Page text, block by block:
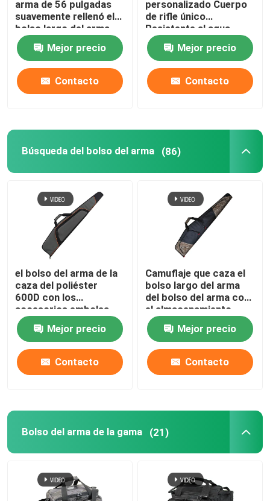
CALCETÍN IMPERMEABLE DEL ARMA
arma de 56 pulgadas
suavemente rellenó el
bolso largo del arma
para la caza que tiraba
Mejor precio
Contacto
personalizado Cuerpo
de rifle único
Resistente al agua
Bolsa de arma a prueba
de polvoMejor precio
Contacto
Búsqueda del bolso del arma (86)
el bolso del arma de la
caza del poliéster
600D con los
accesorios embolsa
para el tiroteo al aire
libre
Mejor precio
Contacto
Camuflaje que caza el
bolso largo del arma
del bolso del arma con
el almacenamiento
adicional para los rifles
de ScopedMejor precio
Contacto
Bolso del arma de la gama (21)